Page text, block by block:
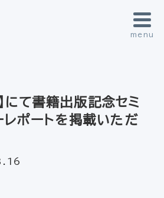
menu
て書籍出版記念セミ
レポートを掲載いただ